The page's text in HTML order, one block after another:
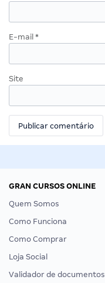
E-mail *
Site
GRAN CURSOS ONLINE
Quem Somos
Como Funciona
Como Comprar
Loja Social
Validador de documentos